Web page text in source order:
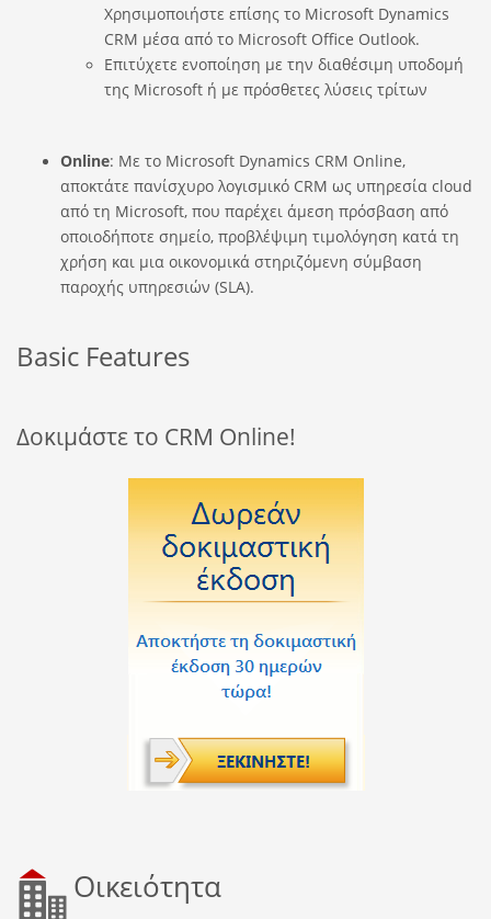
Χρησιμοποιήστε επίσης το Microsoft Dynamics
CRM μέσα από το Microsoft Office Outlook.
Επιτύχετε ενοποίηση με την διαθέσιμη υποδομή
της Microsoft ή με πρόσθετες λύσεις τρίτων
Online: Με το Microsoft Dynamics CRM Online,
αποκτάτε πανίσχυρο λογισμικό CRM ως υπηρεσία cloud
από τη Microsoft, που παρέχει άμεση πρόσβαση από
οποιοδήποτε σημείο, προβλέψιμη τιμολόγηση κατά τη
χρήση και μια οικονομικά στηριζόμενη σύμβαση
παροχής υπηρεσιών (SLA).
Basic Features
Δοκιμάστε το CRM Online!
Οικειότητα